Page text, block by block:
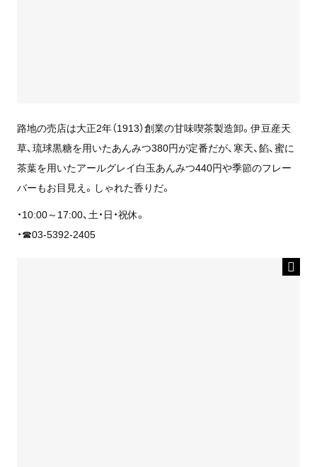
路地の売店は大正2年（1913）創業の甘味喫茶製造卸。伊豆産天
草、琉球黒糖を用いたあんみつ380円が定番だが、寒天、餡、蜜に
茶葉を用いたアールグレイ白玉あんみつ440円や季節のフレー
バーもお目見え。しゃれた香りだ。
・10:00～17:00、土・日・祝休。
・☎03-5392-2405